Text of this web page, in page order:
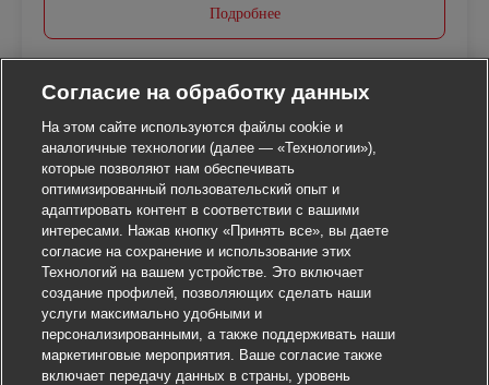
Подробнее
Согласие на обработку данных
На этом сайте используются файлы cookie и
аналогичные технологии (далее — «Технологии»),
которые позволяют нам обеспечивать
оптимизированный пользовательский опыт и
адаптировать контент в соответствии с вашими
интересами. Нажав кнопку «Принять все», вы даете
согласие на сохранение и использование этих
Технологий на вашем устройстве. Это включает
создание профилей, позволяющих сделать наши
услуги максимально удобными и
персонализированными, а также поддерживать наши
маркетинговые мероприятия. Ваше согласие также
включает передачу данных в страны, уровень